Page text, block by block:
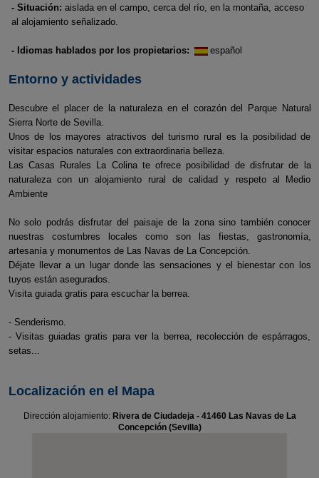
- Situación: aislada en el campo, cerca del río, en la montaña, acceso
al alojamiento señalizado.
- Idiomas hablados por los propietarios: español
Entorno y actividades
Descubre el placer de la naturaleza en el corazón del Parque Natural
Sierra Norte de Sevilla.
Unos de los mayores atractivos del turismo rural es la posibilidad de
visitar espacios naturales con extraordinaria belleza.
Las Casas Rurales La Colina te ofrece posibilidad de disfrutar de la
naturaleza con un alojamiento rural de calidad y respeto al Medio
Ambiente
No solo podrás disfrutar del paisaje de la zona sino también conocer
nuestras costumbres locales como son las fiestas, gastronomía,
artesanía y monumentos de Las Navas de La Concepción.
Déjate llevar a un lugar donde las sensaciones y el bienestar con los
tuyos están asegurados.
Visita guiada gratis para escuchar la berrea.
- Senderismo.
- Visitas guiadas gratis para ver la berrea, recolección de espárragos,
setas...
Localización en el Mapa
Dirección alojamiento: Rivera de Ciudadeja - 41460 Las Navas de La
Concepción (Sevilla)